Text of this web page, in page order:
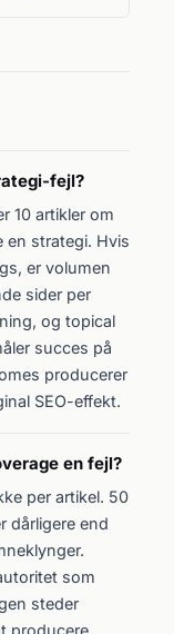
fejl?
10 artikler om
en strategi. Hvis
er volumen
sider per
og topical
succes på
producerer
SEO-effekt.
en fejl?
per artikel. 50
dårligere end
som
steder
producere